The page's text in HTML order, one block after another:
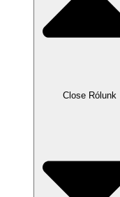
Close Rólunk